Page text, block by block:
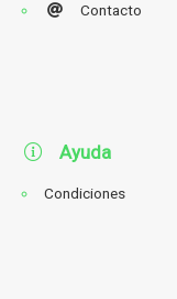
Contacto
Ayuda
Condiciones